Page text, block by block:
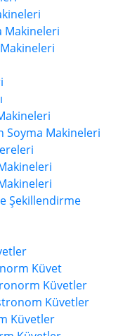
Makineleri
Soyma Makineleri
Şekillendirme
Küvet
Küvetler
Küvetler
Küvetler